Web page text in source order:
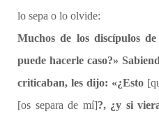
lo sepa o lo olvide:
Muchos de los discípulos
puede hacerle caso?»
criticaban, les dijo: «¿Esto
[os separa de mí]?, ¿y si